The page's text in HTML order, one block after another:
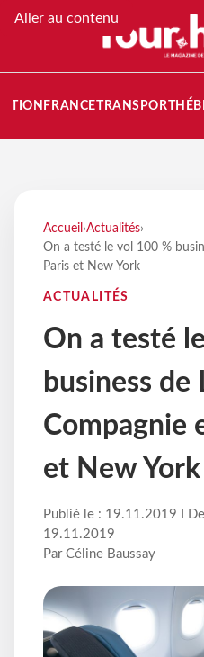
Aller au contenu
FRANCETRANSPORT
Accueil ›Actualités›
On a testé le vol 100 %
Paris et New York
ACTUALITÉS
On a testé
business de
Compagnie
et New York
Publié le : 19.11.2019 I
19.11.2019
Par Céline Baussay